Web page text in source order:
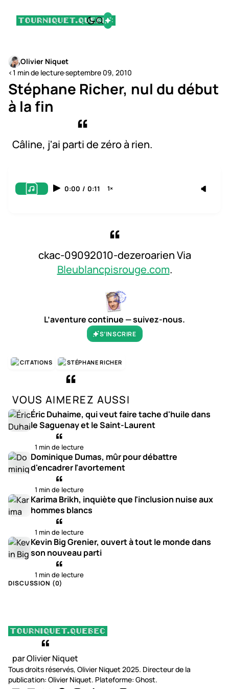
Olivier Niquet
<1 min de lecture·septembre 09, 2010
Stéphane Richer, nul du début
à la fin
Câline, j'ai parti de zéro à rien.
0:00 / 0:11 1×
ckac-09092010-dezeroarien Via
Bleublancpisrouge.com.
L’aventure continue — suivez-nous.
S’INSCRIRE
CITATIONS STÉPHANE RICHER
VOUS AIMEREZ AUSSI
Éric Duhaime, qui veut faire tache d'huile dans
le Saguenay et le Saint-Laurent
1 min de lecture
Dominique Dumas, mûr pour débattre
d'encadrer l'avortement
1 min de lecture
Karima Brikh, inquiète que l'inclusion nuise aux
hommes blancs
1 min de lecture
Kevin Big Grenier, ouvert à tout le monde dans
son nouveau parti
1 min de lecture
DISCUSSION (0)
par Olivier Niquet
Tous droits réservés, Olivier Niquet 2025. Directeur de la
publication: Olivier Niquet. Plateforme: Ghost.